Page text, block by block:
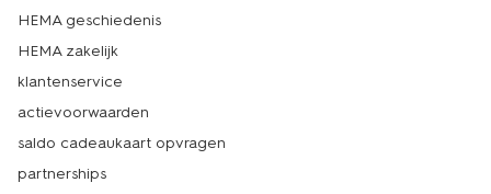
HEMA geschiedenis
HEMA zakelijk
klantenservice
actievoorwaarden
saldo cadeaukaart opvragen
partnerships